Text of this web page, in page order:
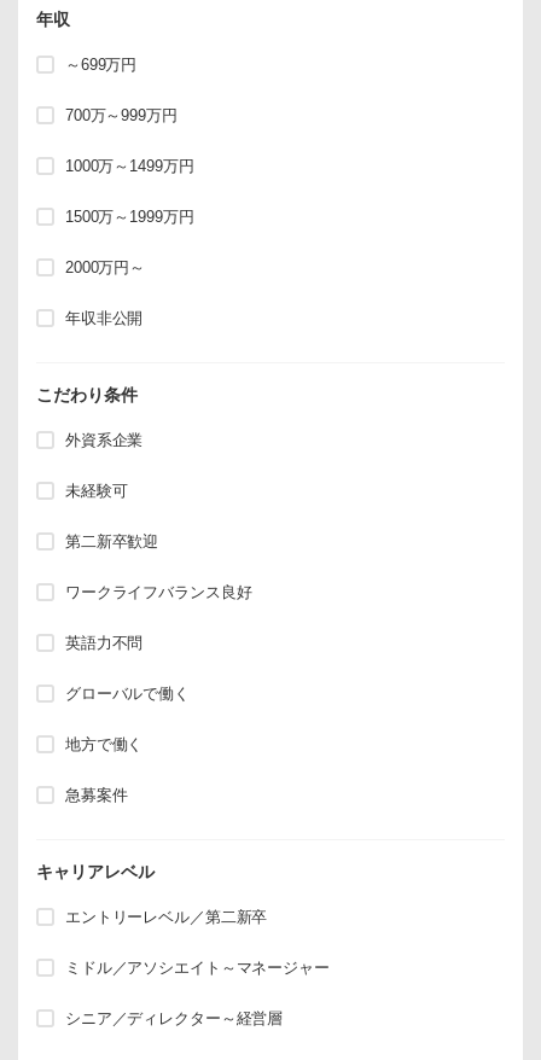
年収
～699万円
700万～999万円
1000万～1499万円
1500万～1999万円
2000万円～
年収非公開
こだわり条件
外資系企業
未経験可
第二新卒歓迎
ワークライフバランス良好
英語力不問
グローバルで働く
地方で働く
急募案件
キャリアレベル
エントリーレベル／第二新卒
ミドル／アソシエイト～マネージャー
シニア／ディレクター～経営層